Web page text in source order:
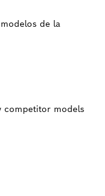
de la
competitor models